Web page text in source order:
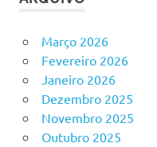
Março 2026
Fevereiro 2026
Janeiro 2026
Dezembro 2025
Novembro 2025
Outubro 2025